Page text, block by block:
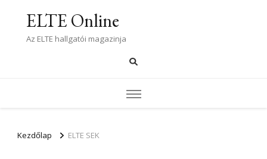
ELTE Online
Az ELTE hallgatói magazinja
Kezdőlap ELTE SEK